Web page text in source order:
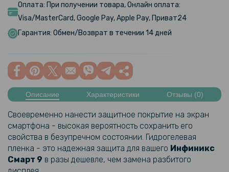
699 грн
Противоударный чехол XUNDD для Infinix GT 20 Pro 5G, Black
389 грн
Чехол книжка Velvet Leather Case для Infinix GT 20 Pro 5G
329 грн
Чехол - накладка Acryl Cooling Armor для Infinix GT 20 Pro 5G с
магнитной пластиной, Black
Оплата: При получении товара, Онлайн оплата:
Visa/MasterCard, Google Pay, Apple Pay, Приват24
Гарантия: Обмен/Возврат в течении 14 дней
Описание Характеристики Отзывы (0)
Своевременно нанести защитное покрытие на экран
смартфона - высокая вероятность сохранить его
свойства в безупречном состоянии. Гидрогелевая
пленка - это надежная защита для вашего Инфиникс
Смарт 9 в разы дешевле, чем замена разбитого